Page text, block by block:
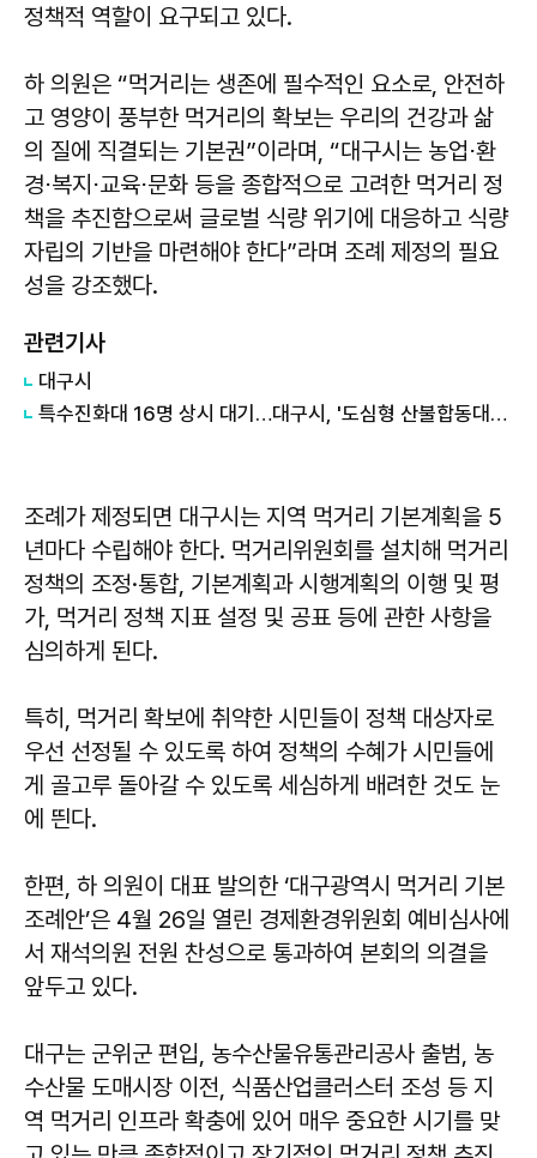
정책적 역할이 요구되고 있다.
하 의원은 “먹거리는 생존에 필수적인 요소로, 안전하
고 영양이 풍부한 먹거리의 확보는 우리의 건강과 삶
의 질에 직결되는 기본권”이라며, “대구시는 농업⋅환
경⋅복지⋅교육⋅문화 등을 종합적으로 고려한 먹거리 정
책을 추진함으로써 글로벌 식량 위기에 대응하고 식량
자립의 기반을 마련해야 한다”라며 조례 제정의 필요
성을 강조했다.
관련기사
대구시
특수진화대 16명 상시 대기…대구시, '도심형 산불합동대응센터 11월' 가동
조례가 제정되면 대구시는 지역 먹거리 기본계획을 5
년마다 수립해야 한다. 먹거리위원회를 설치해 먹거리
정책의 조정·통합, 기본계획과 시행계획의 이행 및 평
가, 먹거리 정책 지표 설정 및 공표 등에 관한 사항을
심의하게 된다.
특히, 먹거리 확보에 취약한 시민들이 정책 대상자로
우선 선정될 수 있도록 하여 정책의 수혜가 시민들에
게 골고루 돌아갈 수 있도록 세심하게 배려한 것도 눈
에 띈다.
한편, 하 의원이 대표 발의한 ‘대구광역시 먹거리 기본
조례안’은 4월 26일 열린 경제환경위원회 예비심사에
서 재석의원 전원 찬성으로 통과하여 본회의 의결을
앞두고 있다.
대구는 군위군 편입, 농수산물유통관리공사 출범, 농
수산물 도매시장 이전, 식품산업클러스터 조성 등 지
역 먹거리 인프라 확충에 있어 매우 중요한 시기를 맞